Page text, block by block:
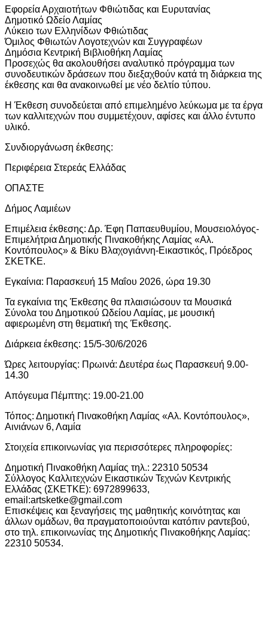
Εφορεία Αρχαιοτήτων Φθιώτιδας και Ευρυτανίας
Δημοτικό Ωδείο Λαμίας
Λύκειο των Ελληνίδων Φθιώτιδας
Όμιλος Φθιωτών Λογοτεχνών και Συγγραφέων
Δημόσια Κεντρική Βιβλιοθήκη Λαμίας
Προσεχώς θα ακολουθήσει αναλυτικό πρόγραμμα των
συνοδευτικών δράσεων που διεξαχθούν κατά τη διάρκεια της
έκθεσης και θα ανακοινωθεί με νέο δελτίο τύπου.
Η Έκθεση συνοδεύεται από επιμελημένο λεύκωμα με τα έργα
των καλλιτεχνών που συμμετέχουν, αφίσες και άλλο έντυπο
υλικό.
Συνδιοργάνωση έκθεσης:
Περιφέρεια Στερεάς Ελλάδας
ΟΠΑΣΤΕ
Δήμος Λαμιέων
Επιμέλεια έκθεσης: Δρ. Έφη Παπαευθυμίου, Μουσειολόγος-
Επιμελήτρια Δημοτικής Πινακοθήκης Λαμίας «Αλ.
Κοντόπουλος» & Βίκυ Βλαχογιάννη-Εικαστικός, Πρόεδρος
ΣΚΕΤΚΕ.
Εγκαίνια: Παρασκευή 15 Μαΐου 2026, ώρα 19.30
Τα εγκαίνια της Έκθεσης θα πλαισιώσουν τα Μουσικά
Σύνολα του Δημοτικού Ωδείου Λαμίας, με μουσική
αφιερωμένη στη θεματική της Έκθεσης.
Διάρκεια έκθεσης: 15/5-30/6/2026
Ώρες λειτουργίας: Πρωινά: Δευτέρα έως Παρασκευή 9.00-
14.30
Απόγευμα Πέμπτης: 19.00-21.00
Τόπος: Δημοτική Πινακοθήκη Λαμίας «Αλ. Κοντόπουλος»,
Αινιάνων 6, Λαμία
Στοιχεία επικοινωνίας για περισσότερες πληροφορίες:
Δημοτική Πινακοθήκη Λαμίας τηλ.: 22310 50534
Σύλλογος Καλλιτεχνών Εικαστικών Τεχνών Κεντρικής
Ελλάδας (ΣΚΕΤΚΕ): 6972899633,
email:artsketke@gmail.com
Επισκέψεις και ξεναγήσεις της μαθητικής κοινότητας και
άλλων ομάδων, θα πραγματοποιούνται κατόπιν ραντεβού,
στο τηλ. επικοινωνίας της Δημοτικής Πινακοθήκης Λαμίας:
22310 50534.